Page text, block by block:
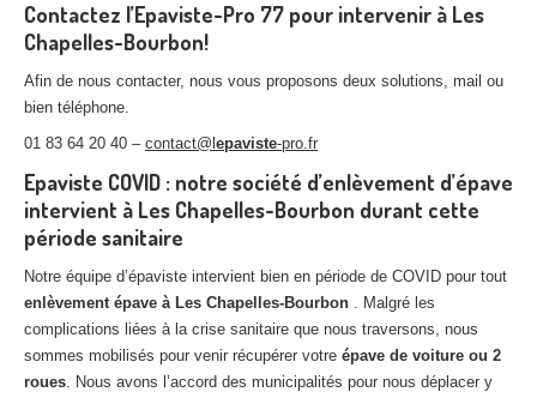
Contactez l’Epaviste-Pro 77 pour intervenir à Les
Chapelles-Bourbon!
Afin de nous contacter, nous vous proposons deux solutions, mail ou
bien téléphone.
01 83 64 20 40 – contact@l epaviste-pro.fr
Epaviste COVID : notre société d’enlèvement d’épave
intervient à Les Chapelles-Bourbon durant cette
période sanitaire
Notre équipe d’épaviste intervient bien en période de COVID pour tout
enlèvement épave à Les Chapelles-Bourbon . Malgré les
complications liées à la crise sanitaire que nous traversons, nous
sommes mobilisés pour venir récupérer votre épave de voiture ou 2
roues. Nous avons l’accord des municipalités pour nous déplacer y